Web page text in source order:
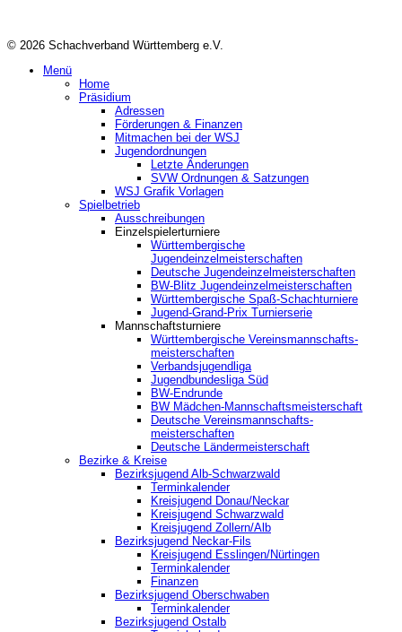
© 2026 Schachverband Württemberg e.V.
Menü
Home
Präsidium
Adressen
Förderungen & Finanzen
Mitmachen bei der WSJ
Jugendordnungen
Letzte Änderungen
SVW Ordnungen & Satzungen
WSJ Grafik Vorlagen
Spielbetrieb
Ausschreibungen
Einzelspielerturniere
Württembergische
Jugendeinzelmeisterschaften
Deutsche Jugendeinzelmeisterschaften
BW-Blitz Jugendeinzelmeisterschaften
Württembergische Spaß-Schachturniere
Jugend-Grand-Prix Turnierserie
Mannschaftsturniere
Württembergische Vereinsmannschafts-
meisterschaften
Verbandsjugendliga
Jugendbundesliga Süd
BW-Endrunde
BW Mädchen-Mannschaftsmeisterschaft
Deutsche Vereinsmannschafts-
meisterschaften
Deutsche Ländermeisterschaft
Bezirke & Kreise
Bezirksjugend Alb-Schwarzwald
Terminkalender
Kreisjugend Donau/Neckar
Kreisjugend Schwarzwald
Kreisjugend Zollern/Alb
Bezirksjugend Neckar-Fils
Kreisjugend ‎Esslingen/Nürtingen
Terminkalender
Finanzen
Bezirksjugend Oberschwaben
Terminkalender
Bezirksjugend Ostalb